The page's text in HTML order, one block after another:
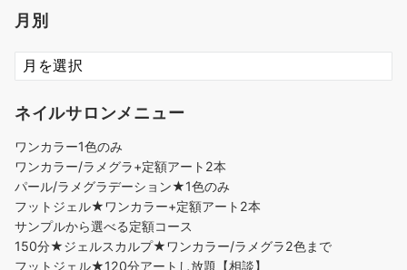
月別
ネイルサロンメニュー
ワンカラー1色のみ
ワンカラー/ラメグラ+定額アート2本
パール/ラメグラデーション★1色のみ
フットジェル★ワンカラー+定額アート2本
サンプルから選べる定額コース
150分★ジェルスカルプ★ワンカラー/ラメグラ2色まで
フットジェル★120分アートし放題【相談】